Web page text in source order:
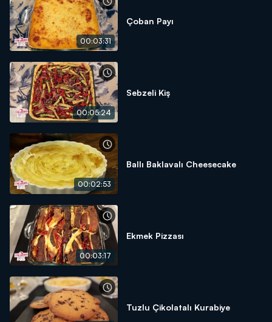
00:03:31
Çoban Payı
00:05:24
Sebzeli Kiş
00:02:53
Ballı Baklavalı Cheesecake
00:03:17
Ekmek Pizzası
Tuzlu Çikolatalı Kurabiye